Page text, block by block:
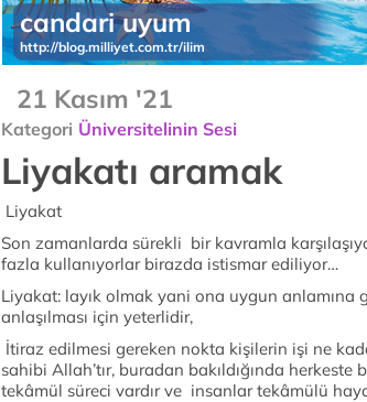
candari uyum
http://blog.milliyet.com.tr/ilim
21 Kasım '21
Kategori Üniversitelinin Sesi
Liyakatı aramak
Liyakat
Son zamanlarda sürekli bir kavramla
fazla kullanıyorlar birazda istismar ediliyor…
Liyakat: layık olmak yani ona uygun anlamına
anlaşılması için yeterlidir,
İtiraz edilmesi gereken nokta kişilerin işi ne
sahibi Allah’tır, buradan bakıldığında
tekâmül süreci vardır ve insanlar tekâmülü